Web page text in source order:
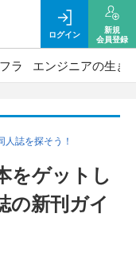
ログイン
新規
会員登録
ラ エンジニアの生き
誌を探そう！
をゲットし
の新刊ガイ